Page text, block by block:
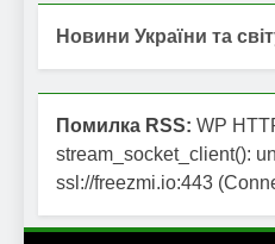
Новини України та
Помилка RSS: WP
stream_socket_client():
ssl://freezmi.io:443